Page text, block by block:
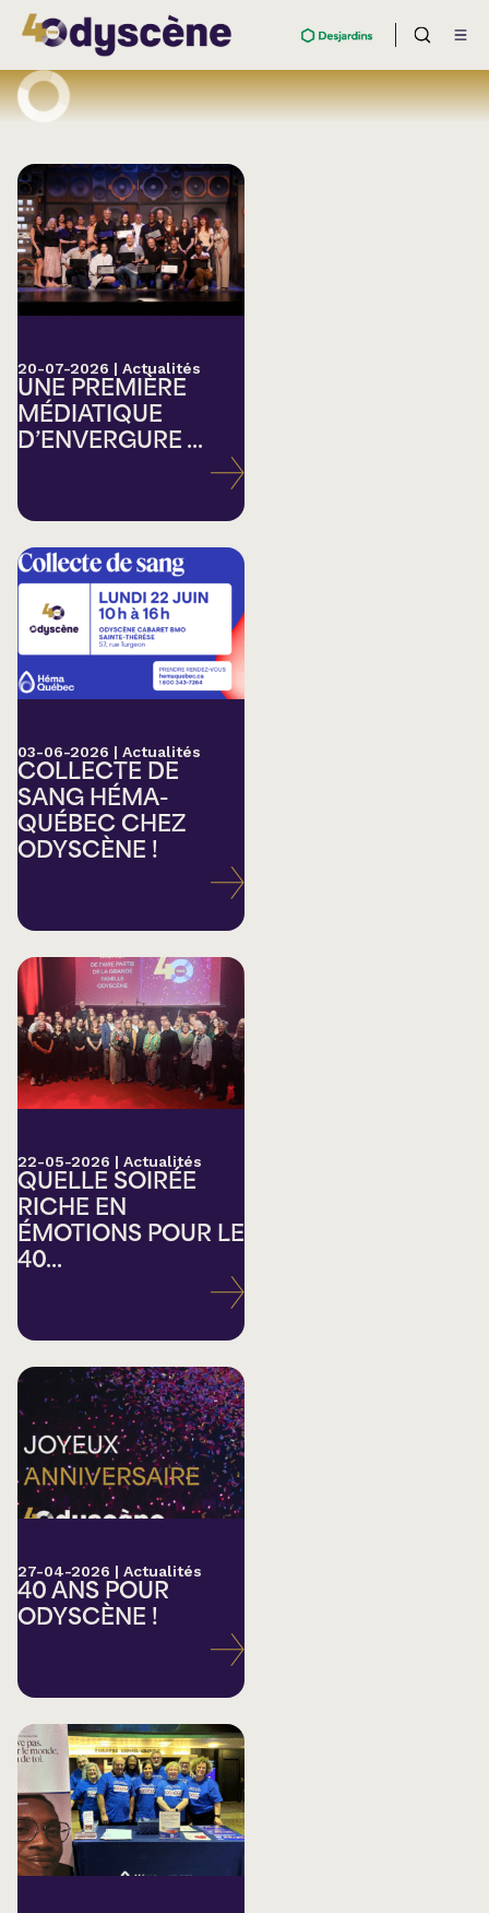
20-07-2026 | Actualités
UNE PREMIÈRE
MÉDIATIQUE
D’ENVERGURE ...
03-06-2026 | Actualités
COLLECTE DE
SANG HÉMA-
QUÉBEC CHEZ
ODYSCÈNE !
22-05-2026 | Actualités
QUELLE SOIRÉE
RICHE EN
ÉMOTIONS POUR LE
40...
27-04-2026 | Actualités
40 ANS POUR
ODYSCÈNE !